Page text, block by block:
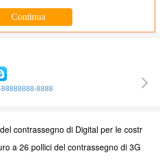
8888
contrassegno di Digital per le
a 26 pollici del contrassegno di 3G